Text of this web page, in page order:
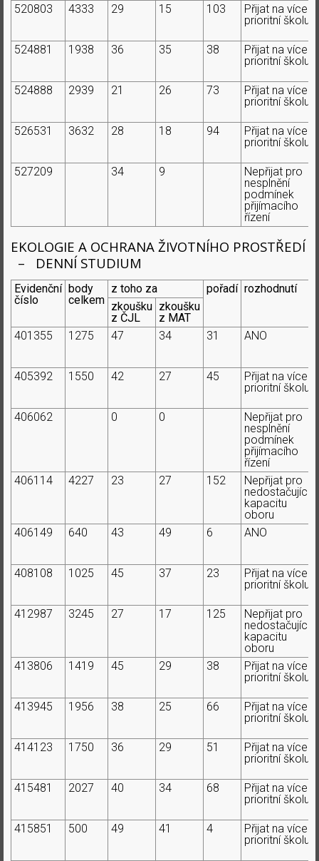
520803 4333 29 15 103
Přijat na více
prioritní školu
524881
1938 36 35 38
Přijat na více
prioritní školu
524888
2939 21 26 73
Přijat na více
prioritní školu
526531
3632 28 18 94
Přijat na více
prioritní školu
527209
34 9
Nepřijat pro
nesplnění
podmínek
přijímacího
řízení
EKOLOGIE A OCHRANA ŽIVOTNÍHO PROSTŘEDÍ
– DENNÍ STUDIUM
Evidenční
číslo
body
celkem
z toho za pořadí rozhodnutí
zkoušku
z ČJL
zkoušku
z MAT
401355
1275 47 34 31 ANO
405392
1550 42 27 45
Přijat na více
prioritní školu
406062
0 0
Nepřijat pro
nesplnění
podmínek
přijímacího
řízení
406114 4227 23 27 152
Nepřijat pro
nedostačující
kapacitu
oboru
406149 640 43 49 6 ANO
408108
1025 45 37 23
Přijat na více
prioritní školu
412987
3245 27 17 125
Nepřijat pro
nedostačující
kapacitu
oboru
413806 1419 45 29 38
Přijat na více
prioritní školu
413945
1956 38 25 66
Přijat na více
prioritní školu
414123
1750 36 29 51
Přijat na více
prioritní školu
415481
2027 40 34 68
Přijat na více
prioritní školu
415851
500 49 41 4
Přijat na více
prioritní školu